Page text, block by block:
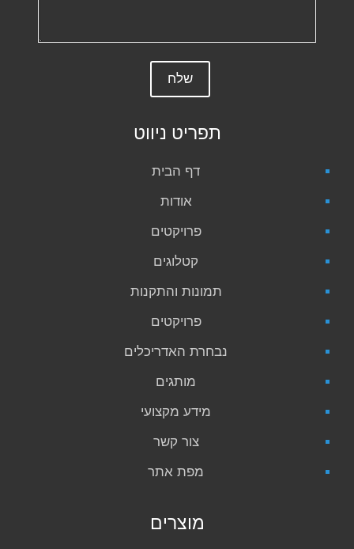
תפריט ניווט
דף הבית
אודות
פרויקטים
קטלוגים
תמונות והתקנות
פרויקטים
נבחרת האדריכלים
מותגים
מידע מקצועי
צור קשר
מפת אתר
מוצרים